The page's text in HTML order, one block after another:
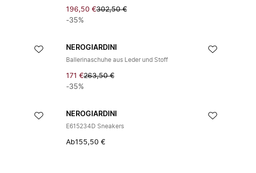
196,50 €302,50 €
-35%
NEROGIARDINI
Ballerinaschuhe aus Leder und Stoff
171 €263,50 €
-35%
NEROGIARDINI
E615234D Sneakers
Ab155,50 €